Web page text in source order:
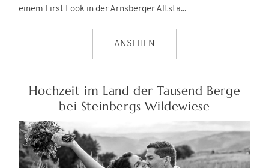
einem First Look in der Arnsberger Altsta...
ANSEHEN
Hochzeit im Land der Tausend Berge
bei Steinbergs Wildewiese